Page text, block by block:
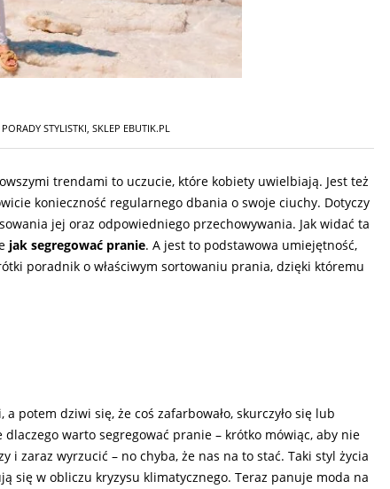
PORADY STYLISTKI, SKLEP EBUTIK.PL
trendami to uczucie, które kobiety uwielbiają. Jest też
konieczność regularnego dbania o swoje ciuchy. Dotyczy
jej oraz odpowiedniego przechowywania. Jak widać ta
jak segregować pranie. A jest to podstawowa umiejętność,
poradnik o właściwym sortowaniu prania, dzięki któremu
potem dziwi się, że coś zafarbowało, skurczyło się lub
warto segregować pranie – krótko mówiąc, aby nie
i zaraz wyrzucić – no chyba, że nas na to stać. Taki styl życia
się w obliczu kryzysu klimatycznego. Teraz panuje moda na